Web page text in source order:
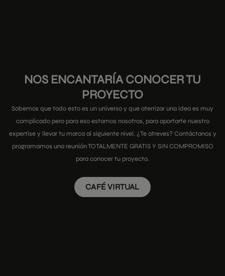
NOS ENCANTARÍA CONOCER TU
PROYECTO
Sabemos que todo esto es un universo y que aterrizar una idea es muy
complicado pero para eso estamos nosotros, para aportarte nuestro
expertise y llevar tu marca al siguiente nivel. ¿Te atreves? Contáctanos y
programamos una reunión TOTALMENTE GRATIS Y SIN COMPROMISO
para conocer tu proyecto.
CAFÉ VIRTUAL